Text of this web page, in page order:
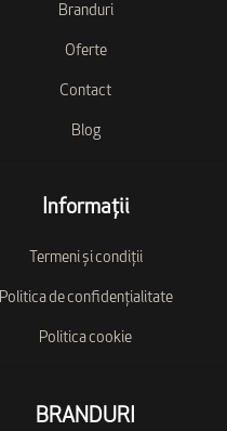
Branduri
Oferte
Contact
Blog
Informații
Termeni și condiții
Politica de confidențialitate
Politica cookie
BRANDURI